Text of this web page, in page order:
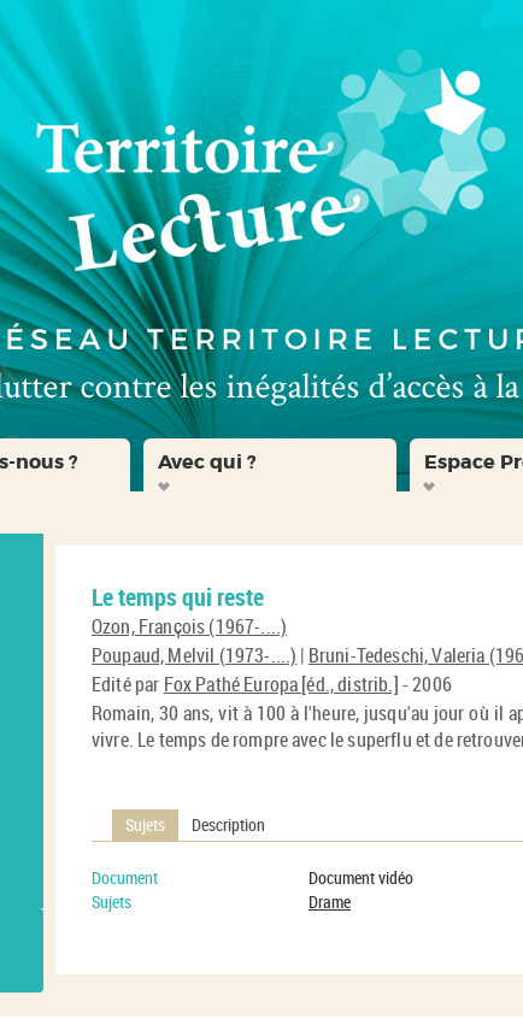
nous ? Avec qui ? Espace
Le temps qui reste
Ozon, François (1967-....)
Poupaud, Melvil (1973-....) | Bruni-Tedeschi, Valeria
Edité par Fox Pathé Europa [éd., distrib.]- 2006
Romain, 30 ans, vit à 100 à l'heure, jusqu'au jour où il
vivre. Le temps de rompre avec le superflu et de
Sujets Description
Document
Document vidéo
Sujets
Drame